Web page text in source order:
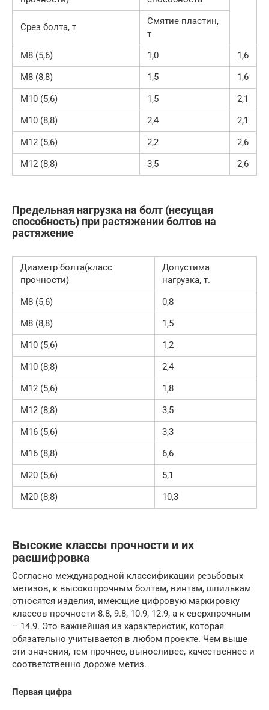
Срез болта, т
Смятие пластин,
т
М8 (5,6)
1,0
1,6
М8 (8,8)
1,5
1,6
М10 (5,6)
1,5
2,1
М10 (8,8)
2,4
2,1
М12 (5,6)
2,2
2,6
М12 (8,8)
3,5 2,6
Предельная нагрузка на болт (несущая
способность) при растяжении болтов на
растяжение
Диаметр болта(класс
прочности)
Допустима
нагрузка, т.
М8 (5,6)
0,8
М8 (8,8)
1,5
М10 (5,6)
1,2
М10 (8,8)
2,4
М12 (5,6)
1,8
М12 (8,8)
3,5
М16 (5,6)
3,3
М16 (8,8)
6,6
М20 (5,6)
5,1
М20 (8,8)
10,3
Высокие классы прочности и их
расшифровка
Согласно международной классификации резьбовых
метизов, к высокопрочным болтам, винтам, шпилькам
относятся изделия, имеющие цифровую маркировку
классов прочности 8.8, 9.8, 10.9, 12.9, а к сверхпрочным
– 14.9. Это важнейшая из характеристик, которая
обязательно учитывается в любом проекте. Чем выше
эти значения, тем прочнее, выносливее, качественнее и
соответственно дороже метиз.
Первая цифра